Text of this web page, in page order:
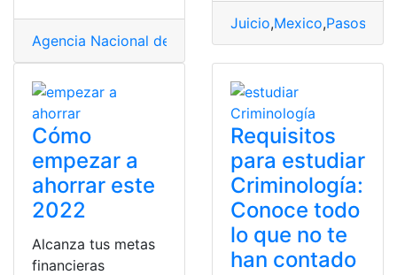
Agencia Nacional de Tránsito,Multas,pagar,Policía
Juicio,Mexico,Pasos
Cómo
empezar a
ahorrar este
2022
Alcanza tus metas
financieras
Requisitos
para estudiar
Criminología:
Conoce todo
lo que no te
han contado